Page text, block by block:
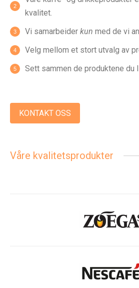
kvalitet.
Vi samarbeider kun med de vi
Velg mellom et stort utvalg av
Sett sammen de produktene du
KONTAKT OSS
Våre kvalitetsprodukter